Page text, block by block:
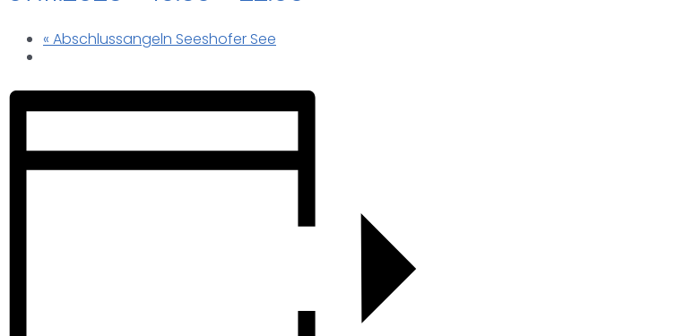
« Abschlussangeln Seeshofer See